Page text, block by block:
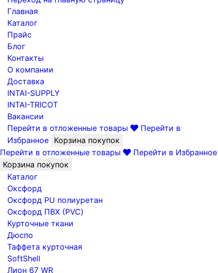
Главная
Каталог
Прайс
Блог
Контакты
О компании
Доставка
INTAI-SUPPLY
INTAI-TRICOT
Вакансии
Перейти в отложенные товары
Перейти в
Избранное Корзина покупок
Перейти в отложенные товары
Перейти в Избранное
Корзина покупок
Каталог
Оксфорд
Оксфорд PU полиуретан
Оксфорд ПВХ (PVC)
Курточные ткани
Дюспо
Таффета курточная
SoftShell
Лион 67 WR